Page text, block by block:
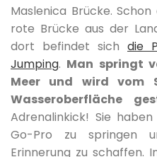
Maslenica Brücke.
rote Brücke aus der
dort befindet sich die
Jumping. Man springt
Meer und wird vom
Wasseroberfläche
Adrenalinkick! Sie
Go-Pro zu springen
Erinnerung zu schaffen.